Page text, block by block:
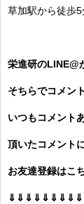
草加駅から徒歩
栄進研のLINE@
そちらでコメン
いつもコメント
頂いたコメント
お友達登録はこ